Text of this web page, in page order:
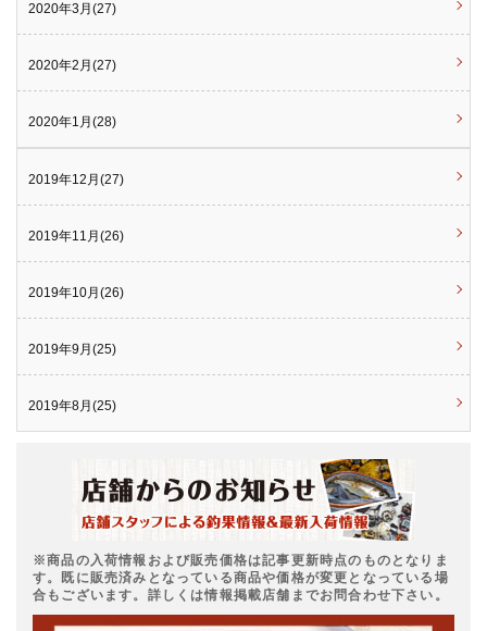
2020年3月(27)
2020年2月(27)
2020年1月(28)
2019年12月(27)
2019年11月(26)
2019年10月(26)
2019年9月(25)
2019年8月(25)
※商品の入荷情報および販売価格は記事更新時点のものとなりま
す。既に販売済みとなっている商品や価格が変更となっている場
合もございます。詳しくは情報掲載店舗までお問合わせ下さい。